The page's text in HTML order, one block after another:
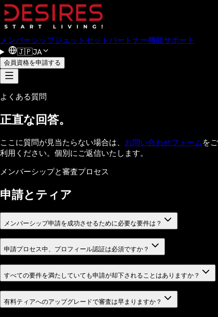
メンバーシップジェットセットパートナー機能サポート
🇯🇵JA
会員資格を申請する
よくある質問
正直な回答。
ここに質問が見当たらない場合は、 お問い合わせフォームをご
利用ください。個別にご返信いたします。
メンバーシップと審査プロセス
申請とティア
メンバーシップ申請を成功させるために必要な要件は？
申請プロセス中、プロフィール認証は必須ですか？
すべての要件を満たしていても申請が却下されることはありますか？
有料ティアへのアップグレードで審査は早まりますか？